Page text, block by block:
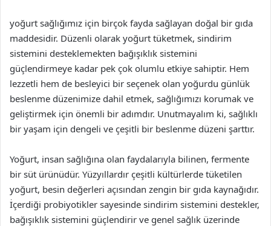
yoğurt sağlığımız için birçok fayda sağlayan doğal bir gıda
maddesidir. Düzenli olarak yoğurt tüketmek, sindirim
sistemini desteklemekten bağışıklık sistemini
güçlendirmeye kadar pek çok olumlu etkiye sahiptir. Hem
lezzetli hem de besleyici bir seçenek olan yoğurdu günlük
beslenme düzenimize dahil etmek, sağlığımızı korumak ve
geliştirmek için önemli bir adımdır. Unutmayalım ki, sağlıklı
bir yaşam için dengeli ve çeşitli bir beslenme düzeni şarttır.
Yoğurt, insan sağlığına olan faydalarıyla bilinen, fermente
bir süt ürünüdür. Yüzyıllardır çeşitli kültürlerde tüketilen
yoğurt, besin değerleri açısından zengin bir gıda kaynağıdır.
İçerdiği probiyotikler sayesinde sindirim sistemini destekler,
bağışıklık sistemini güçlendirir ve genel sağlık üzerinde